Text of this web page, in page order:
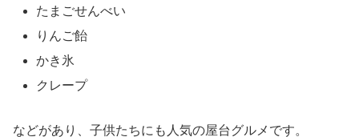
たまごせんべい
りんご飴
かき氷
クレープ
などがあり、子供たちにも人気の屋台グルメです。